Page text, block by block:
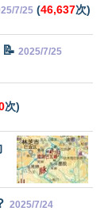
7/25 (46,637次)
2025/7/25
次)
2025/7/24